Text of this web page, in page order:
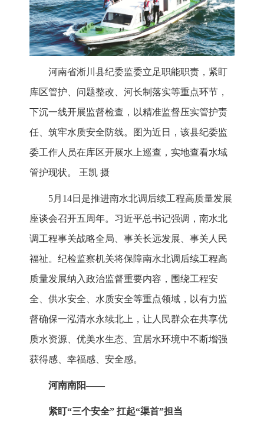
河南省淅川县纪委监委立足职能职责，紧盯
库区管护、问题整改、河长制落实等重点环节，
下沉一线开展监督检查，以精准监督压实管护责
任、筑牢水质安全防线。图为近日，该县纪委监
委工作人员在库区开展水上巡查，实地查看水域
管护现状。 王凯 摄
5月14日是推进南水北调后续工程高质量发展
座谈会召开五周年。习近平总书记强调，南水北
调工程事关战略全局、事关长远发展、事关人民
福祉。纪检监察机关将保障南水北调后续工程高
质量发展纳入政治监督重要内容，围绕工程安
全、供水安全、水质安全等重点领域，以有力监
督确保一泓清水永续北上，让人民群众在共享优
质水资源、优美水生态、宜居水环境中不断增强
获得感、幸福感、安全感。
河南南阳——
紧盯“三个安全” 扛起“渠首”担当